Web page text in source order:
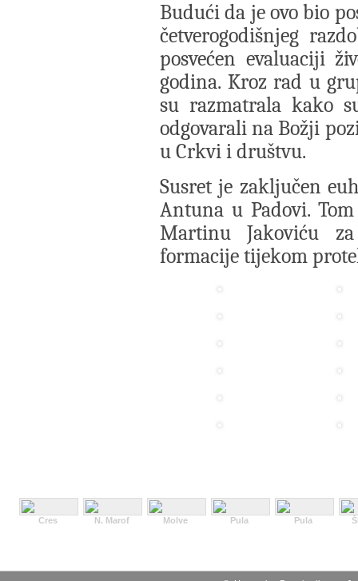
Budući da je ovo bio
četverogodišnjeg
posvećen evaluaciji
godina. Kroz rad u
su razmatrala kako
odgovarali na Božji
u Crkvi i društvu.
Susret je zaključen
Antuna u Padovi.
Martinu Jakoviću
formacije tijekom
Cres N. Marof Molve Pula Pula